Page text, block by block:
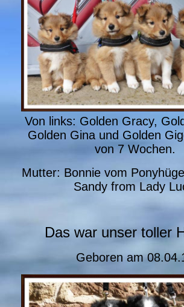
Von links: Golden Gracy,
Golden Gina und Golden
von 7 Wochen.
Mutter: Bonnie vom
Sandy from Lady
Das war unser toller
Geboren am